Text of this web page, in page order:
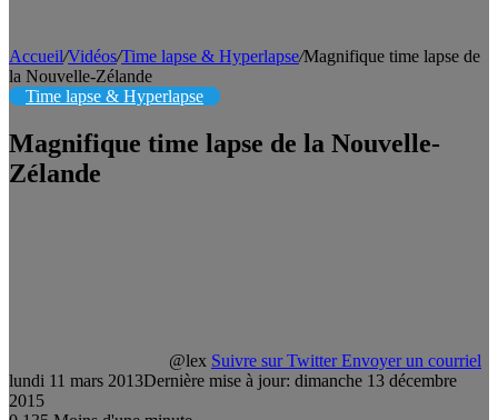
Accueil/Vidéos/Time lapse & Hyperlapse/Magnifique time lapse de
la Nouvelle-Zélande
Time lapse & Hyperlapse
Magnifique time lapse de la Nouvelle-
Zélande
@lex Suivre sur Twitter Envoyer un courriel
lundi 11 mars 2013Dernière mise à jour: dimanche 13 décembre
2015